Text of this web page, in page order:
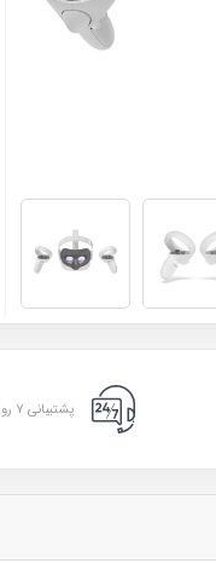
پشتیبانی ۷ روزه ۲۴ ساعته